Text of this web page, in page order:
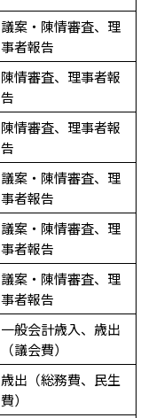
議案・陳情審査、理
事者報告
陳情審査、理事者報
告
陳情審査、理事者報
告
議案・陳情審査、理
事者報告
議案・陳情審査、理
事者報告
議案・陳情審査、理
事者報告
一般会計歳入、歳出
（議会費）
歳出（総務費、民生
費）